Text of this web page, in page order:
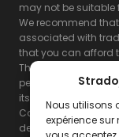
Nous utilisons
expérience sur
may not be suitable
We recommend
associated with
that you can afford
The Stradoji site
performance of
its site and its servers.
Consequently, the
decline all